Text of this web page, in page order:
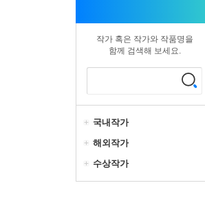
작가 혹은 작가와 작품명을
함께 검색해 보세요.
국내작가
해외작가
수상작가